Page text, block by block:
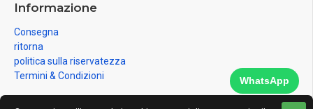
Informazione
Consegna
ritorna
politica sulla riservatezza
Termini & Condizioni
WhatsApp